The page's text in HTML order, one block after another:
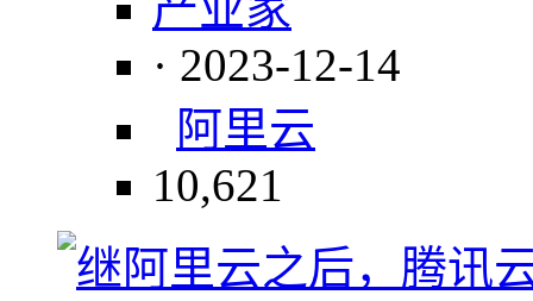
· 2023-12-14
阿里云
10,621